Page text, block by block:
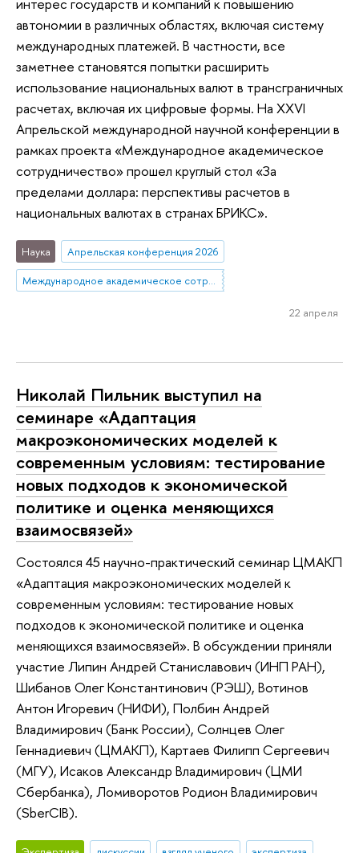
автономии в различных областях, включая систему
международных платежей. В частности, все
заметнее становятся попытки расширить
использование национальных валют в трансграничных
расчетах, включая их цифровые формы. На XXVI
Апрельской международной научной конференции в
рамках проекта «Международное академическое
сотрудничество» прошел круглый стол «За
пределами доллара: перспективы расчетов в
национальных валютах в странах БРИКС».
Наука
Апрельская конференция 2026
Международное академическое сотрудничество
22 апреля
Николай Пильник выступил на
семинаре «Адаптация
макроэкономических моделей к
современным условиям: тестирование
новых подходов к экономической
политике и оценка меняющихся
взаимосвязей»
Состоялся 45 научно-практический семинар ЦМАКП
«Адаптация макроэкономических моделей к
современным условиям: тестирование новых
подходов к экономической политике и оценка
меняющихся взаимосвязей». В обсуждении приняли
участие Липин Андрей Станиславович (ИНП РАН),
Шибанов Олег Константинович (РЭШ), Вотинов
Антон Игоревич (НИФИ), Полбин Андрей
Владимирович (Банк России), Солнцев Олег
Геннадиевич (ЦМАКП), Картаев Филипп Сергеевич
(МГУ), Исаков Александр Владимирович (ЦМИ
Сбербанка), Ломиворотов Родион Владимирович
(SberCIB).